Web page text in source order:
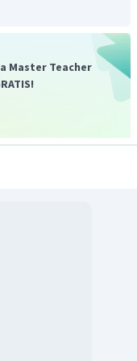
tepat.
Master Teacher